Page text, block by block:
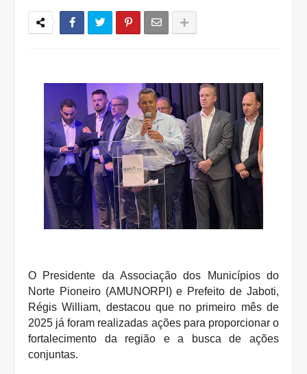
O Presidente da Associação dos Municípios do
Norte Pioneiro (AMUNORPI) e Prefeito de Jaboti,
Régis William, destacou que no primeiro mês de
2025 já foram realizadas ações para proporcionar o
fortalecimento da região e a busca de ações
conjuntas.